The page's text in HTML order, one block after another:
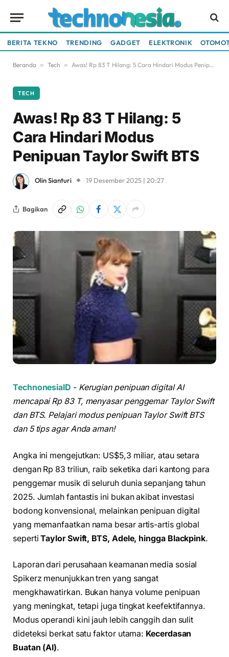
BERITA TEKNO TRENDING GADGET ELEKTRONIK
Beranda » Tech » Awas! Rp 83 T Hilang: 5 Cara Hindari Modus Penipuan Taylor Swift BTS
TECH
Awas! Rp 83 T Hilang: 5
Cara Hindari Modus
Penipuan Taylor Swift BTS
Olin Sianturi 19 Desember 2025 | 20:27
Bagikan
TechnonesiaID - Kerugian penipuan digital AI
mencapai Rp 83 T, menyasar penggemar Taylor Swift
dan BTS. Pelajari modus penipuan Taylor Swift BTS
dan 5 tips agar Anda aman!
Angka ini mengejutkan: US$5,3 miliar, atau setara
dengan Rp 83 triliun, raib seketika dari kantong para
penggemar musik di seluruh dunia sepanjang tahun
2025. Jumlah fantastis ini bukan akibat investasi
bodong konvensional, melainkan penipuan digital
yang memanfaatkan nama besar artis-artis global
sepertiTaylor Swift, BTS, Adele, hingga Blackpink.
Laporan dari perusahaan keamanan media sosial
Spikerz menunjukkan tren yang sangat
mengkhawatirkan. Bukan hanya volume penipuan
yang meningkat, tetapi juga tingkat keefektifannya.
Modus operandi kini jauh lebih canggih dan sulit
dideteksi berkat satu faktor utama: Kecerdasan
Buatan (AI).